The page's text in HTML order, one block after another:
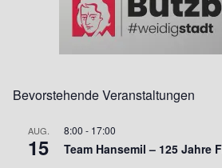
Bevorstehende Veranstaltungen
AUG.
15
8:00 - 17:00
Team Hansemil – 125 Jahre